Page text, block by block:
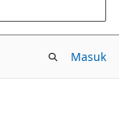
Masuk